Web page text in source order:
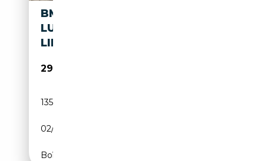
BMW 640 I GRAN TURISM
LUXURY
LINE*LEDER*PAN.DACH*HEA
29 999€
135 000 km
02/2019
Boîte automatique